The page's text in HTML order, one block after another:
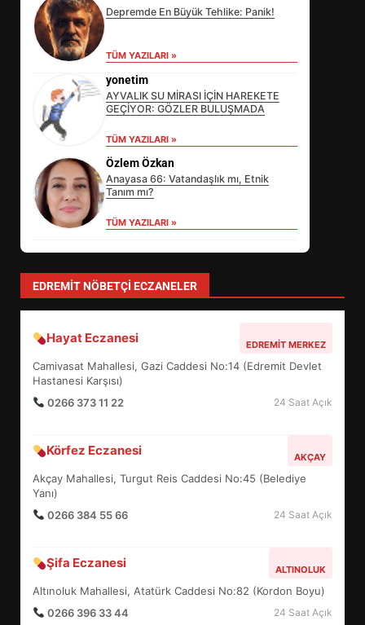
Depremde En Büyük Tehlike: Panik!
TÜM YAZILARI »
yonetim
AYVALIK SU MİRASI İÇİN HAREKETE
GEÇİYOR: GÖZLER BULUŞMADA
TÜM YAZILARI »
Özlem Özkan
Anayasa 66: Vatandaşlık mı, Etnik
Tanım mı?
TÜM YAZILARI »
EDREMIT NÖBETÇI ECZANELER
Hayat Eczanesi EDREMIT MERKEZ
Camivasat Mahallesi, Gazi Caddesi No:14 (Edremit Devlet
Hastanesi Karşısı)
0266 373 11 22
24 Saat Açık
Körfez Eczanesi AKÇAY
Akçay Mahallesi, Turgut Reis Caddesi No:45 (Belediye
Yanı)
0266 384 55 66
24 Saat Açık
Şifa Eczanesi ALTINOLUK
Altınoluk Mahallesi, Atatürk Caddesi No:82 (Kordon Boyu)
0266 396 33 44
24 Saat Açık
3
EİB’DE KRİTİK ATAMA:
SÜRDÜRÜLEBİLİRLİKTE NE
DEĞİŞECEK?
4
5
BALIKESİR MÜZELERİNDE SÜRE
UZATILDI: NE DEĞİŞTİ?
6
TURNUVASI KAYITLARI NEYİ
DEĞİŞTİRİYOR?
7
YENİ YÖNETİM NASIL
ŞEKİLLENDİ?